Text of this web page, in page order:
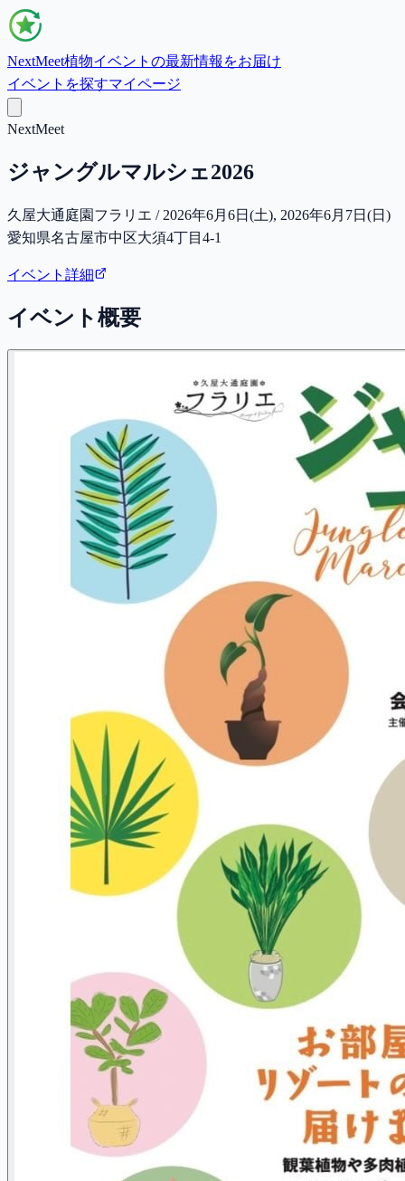
NextMeet植物イベントの最新情報をお届け
イベントを探すマイページ
NextMeet
ジャングルマルシェ2026
久屋大通庭園フラリエ / 2026年6月6日(土), 2026年6月7日(日)
愛知県名古屋市中区大須4丁目4-1
イベント詳細
イベント概要